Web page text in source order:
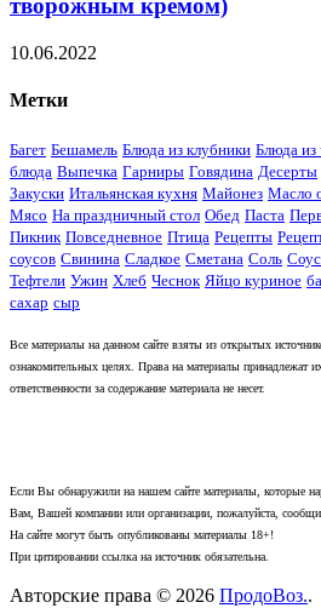
творожным кремом)
10.06.2022
Метки
Багет Бешамель Блюда из клубники Блюда
блюда Выпечка Гарниры Говядина Десерты
Закуски Итальянская кухня Майонез Масло
Мясо На праздничный стол Обед Паста
Пикник Повседневное Птица Рецепты
соусов Свинина Сладкое Сметана Соль
Тефтели Ужин Хлеб Чеснок Яйцо куриное
сахар сыр
Все материалы на данном сайте взяты из открытых
ознакомительных целях. Права на материалы принадлежат
ответственности за содержание материала не несет.
Если Вы обнаружили на нашем сайте материалы, которые
Вам, Вашей компании или организации, пожалуйста,
На сайте могут быть опубликованы материалы 18+!
При цитировании ссылка на источник обязательна.
Авторские права © 2026 ПродоВоз..